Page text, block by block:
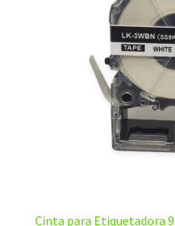
Cinta para Etiquetadora